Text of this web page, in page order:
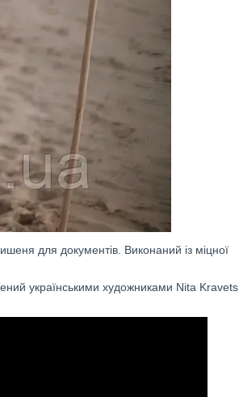
для документів. Виконаний із міцної
українськими художниками Nita Kravets,